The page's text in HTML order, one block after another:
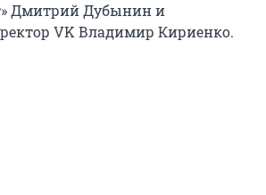
Дмитрий Дубынин и
VK Владимир Кириенко.